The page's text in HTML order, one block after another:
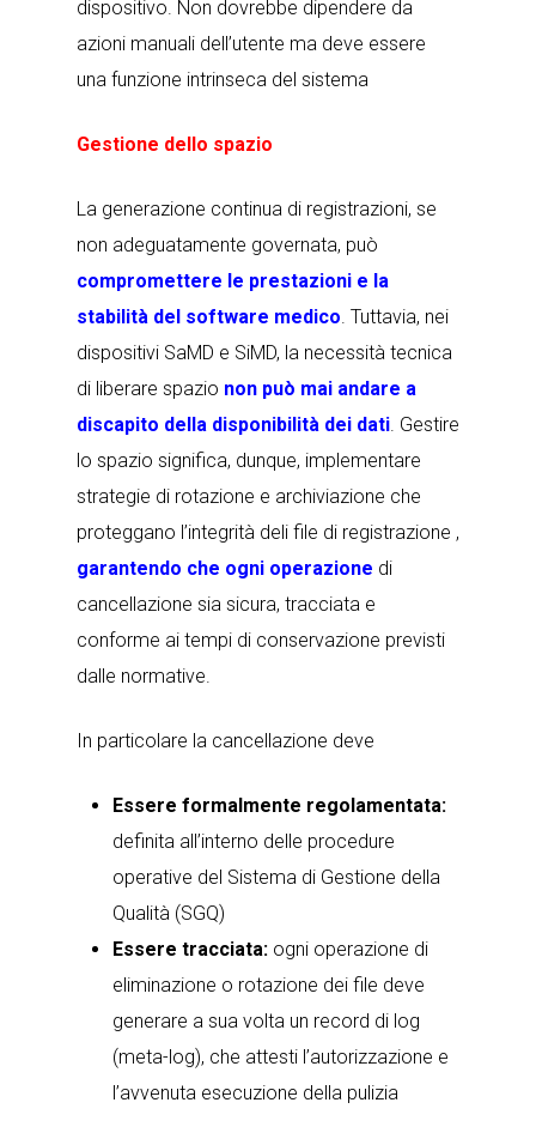
dispositivo. Non dovrebbe dipendere da
azioni manuali dell’utente ma deve essere
una funzione intrinseca del sistema
Gestione dello spazio
La generazione continua di registrazioni, se
non adeguatamente governata, può
compromettere le prestazioni e la
stabilità del software medico. Tuttavia, nei
dispositivi SaMD e SiMD, la necessità tecnica
di liberare spazio non può mai andare a
discapito della disponibilità dei dati. Gestire
lo spazio significa, dunque, implementare
strategie di rotazione e archiviazione che
proteggano l’integrità deli file di registrazione ,
garantendo che ogni operazione di
cancellazione sia sicura, tracciata e
conforme ai tempi di conservazione previsti
dalle normative.
In particolare la cancellazione deve
Essere formalmente regolamentata:
definita all’interno delle procedure
operative del Sistema di Gestione della
Qualità (SGQ)
Essere tracciata: ogni operazione di
eliminazione o rotazione dei file deve
generare a sua volta un record di log
(meta-log), che attesti l’autorizzazione e
l’avvenuta esecuzione della pulizia